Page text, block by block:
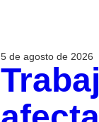
5 de agosto de 2026